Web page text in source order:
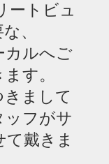
ートビュ
、
カルへご
す。
まして
ッフがサ
て戴きま